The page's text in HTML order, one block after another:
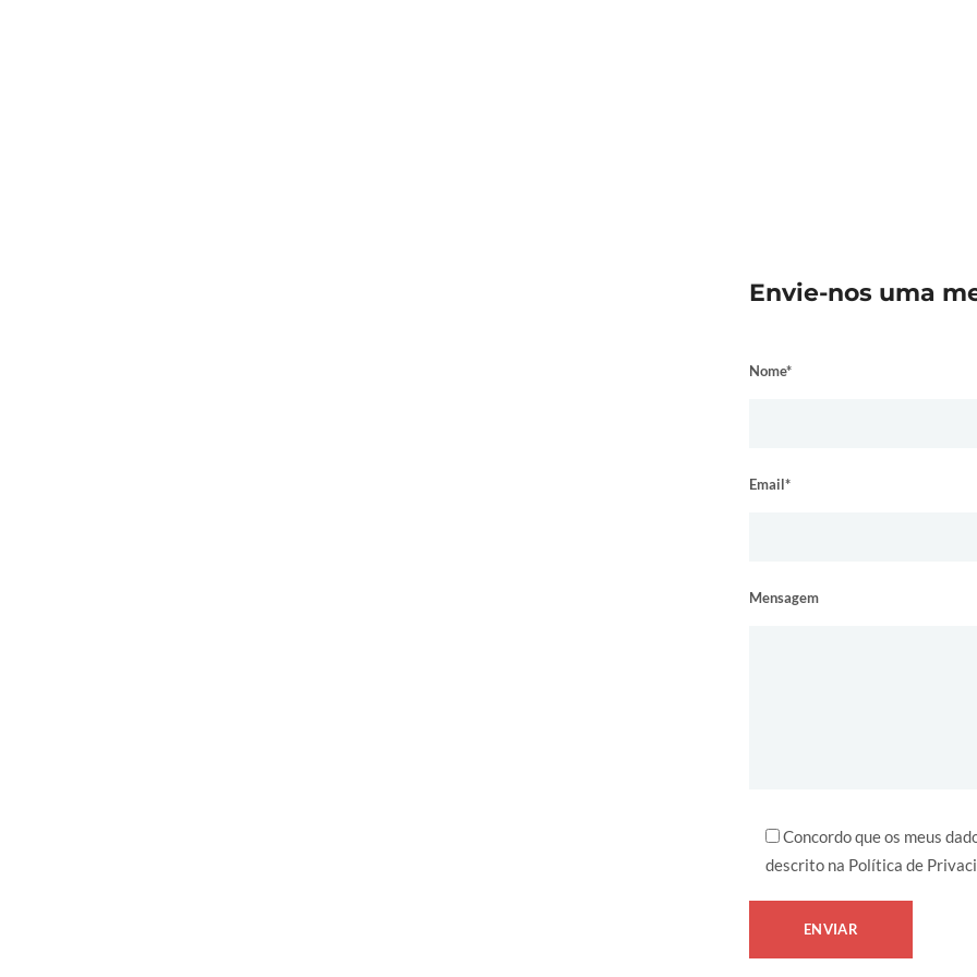
Envie-nos uma
Nome*
Email*
Mensagem
Concordo que os meus
descrito na Política de
ENVIAR